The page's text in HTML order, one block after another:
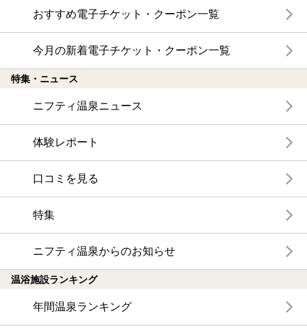
おすすめ電子チケット・クーポン一覧
今月の新着電子チケット・クーポン一覧
特集・ニュース
ニフティ温泉ニュース
体験レポート
口コミを見る
特集
ニフティ温泉からのお知らせ
温浴施設ランキング
年間温泉ランキング